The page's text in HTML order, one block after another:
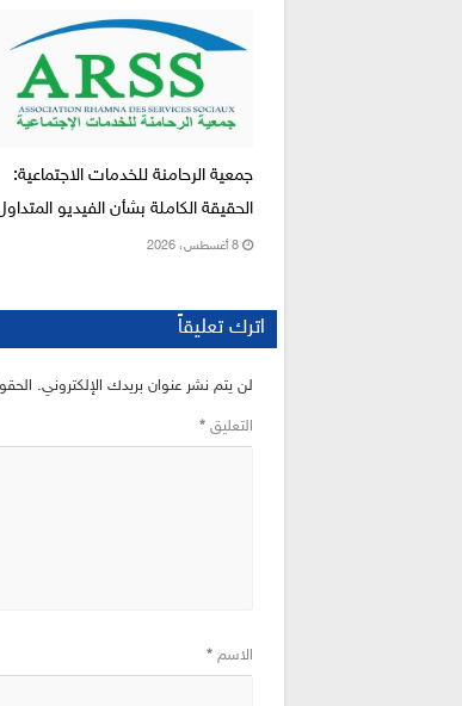
جمعية الرحامنة للخدمات الاجتماعية:
الحقيقة الكاملة بشأن الفيديو
8 أغسطس، 2026
اترك تعليقاً
لن يتم نشر عنوان بريدك الإلكتروني.
التعليق*
الاسم*